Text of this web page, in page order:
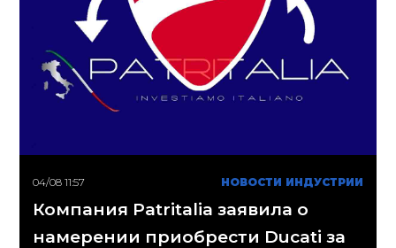
04/08 11:57 НОВОСТИ ИНДУСТРИИ
Компания Patritalia заявила о
намерении приобрести Ducati за